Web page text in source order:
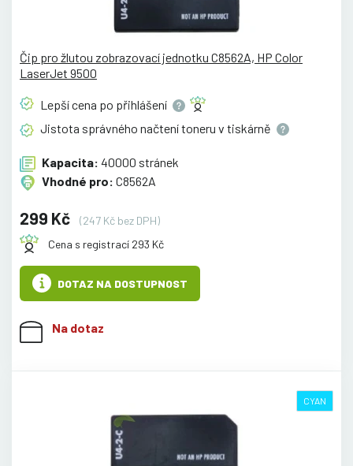
Čip pro žlutou zobrazovací jednotku C8562A, HP Color
LaserJet 9500
Lepší cena po přihlášení
Jistota správného načtení toneru v tiskárně
Kapacita: 40000 stránek
Vhodné pro: C8562A
299 Kč
(247 Kč bez DPH)
Cena s registrací 293 Kč
DOTAZ NA DOSTUPNOST
Na dotaz
CYAN